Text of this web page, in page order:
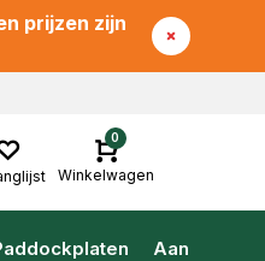
prijzen zijn
0
Winkelwagen